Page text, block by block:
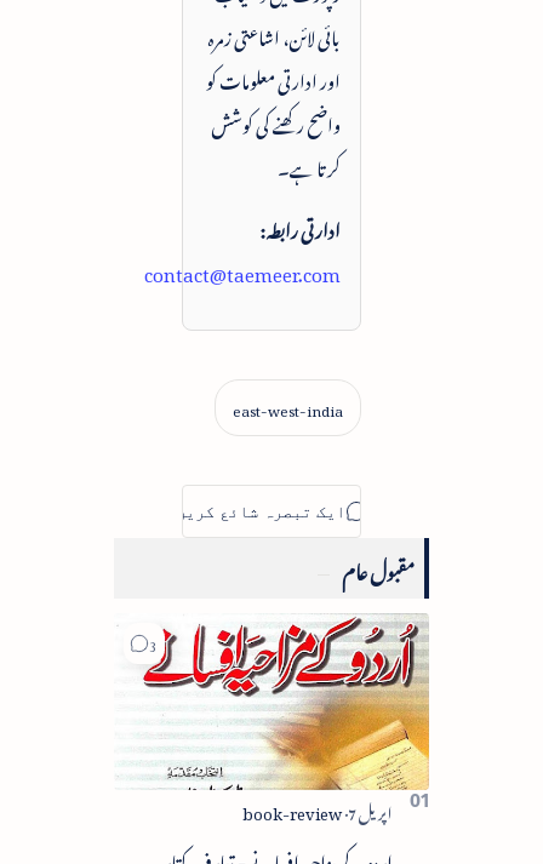
بائی لائن، اشاعتی زمرہ
اور ادارتی معلومات کو
واضح رکھنے کی کوشش
کرتا ہے۔
ادارتی رابطہ:
contact@taemeer.com
مقبول عام